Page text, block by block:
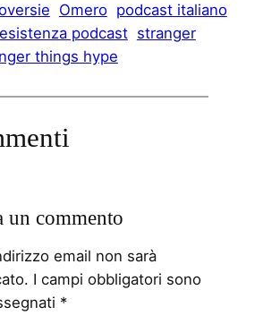
Omero podcast italiano
podcast stranger
things hype
un commento
email non sarà
I campi obbligatori sono
*